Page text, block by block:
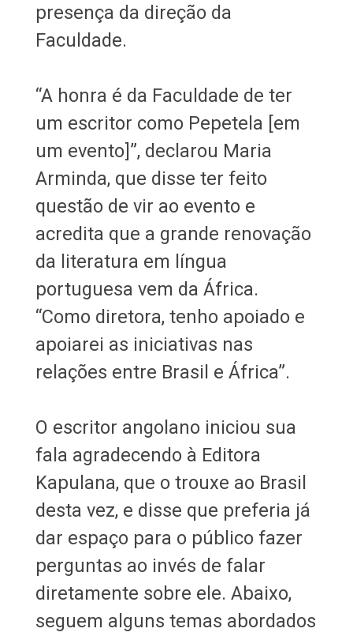
presença da direção da
Faculdade.
“A honra é da Faculdade de ter
um escritor como Pepetela [em
um evento]”, declarou Maria
Arminda, que disse ter feito
questão de vir ao evento e
acredita que a grande renovação
da literatura em língua
portuguesa vem da África.
“Como diretora, tenho apoiado e
apoiarei as iniciativas nas
relações entre Brasil e África”.
O escritor angolano iniciou sua
fala agradecendo à Editora
Kapulana, que o trouxe ao Brasil
desta vez, e disse que preferia já
dar espaço para o público fazer
perguntas ao invés de falar
diretamente sobre ele. Abaixo,
seguem alguns temas abordados